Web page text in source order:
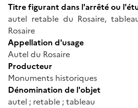
Titre figurant dans l'arrêté ou
autel retable du Rosaire,
Rosaire
Appellation d'usage
Autel du Rosaire
Producteur
Monuments historiques
Dénomination de l'objet
autel ; retable ; tableau